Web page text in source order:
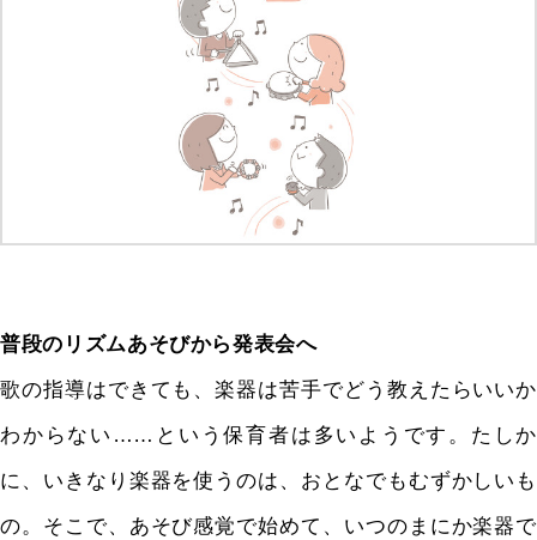
普段のリズムあそびから発表会へ
歌の指導はできても、楽器は苦手でどう教えたらいいか
わからない……という保育者は多いようです。たしか
に、いきなり楽器を使うのは、おとなでもむずかしいも
の。そこで、あそび感覚で始めて、いつのまにか楽器で